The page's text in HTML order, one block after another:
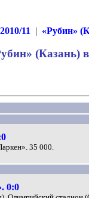
2010/11 | «Рубин»
(Казань)
35 000.
0:0